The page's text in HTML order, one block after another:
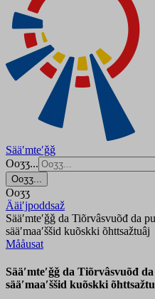
Sääʹmteʹǧǧ
Ooʒʒ...
Ooʒʒ...
Ooʒʒ
Ääiʹjpoddsaž
Sääʹmteʹǧǧ da Tiõrvâsvuõđ da
sääʹmaaʹššid kuõskki õhttsažtuâj
Mååusat
Sääʹmteʹǧǧ da Tiõrvâsvuõđ
sääʹmaaʹššid kuõskki